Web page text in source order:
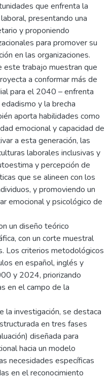
que enfrenta la
presentando una
y proponiendo
para promover su
en las organizaciones.
este trabajo muestran que
a conformar más de
para el 2040 – enfrenta
y la brecha
aporta habilidades como
emocional y capacidad de
a esta generación, las
laborales inclusivas y
y percepción de
que se alineen con los
y promoviendo un
emocional y psicológico de
un diseño teórico
con un corte muestral
Los criterios metodológicos
en español, inglés y
y 2024, priorizando
en el campo de la
la investigación, se destaca
en tres fases
diseñada para
hacia un modelo
necesidades específicas
en el reconocimiento